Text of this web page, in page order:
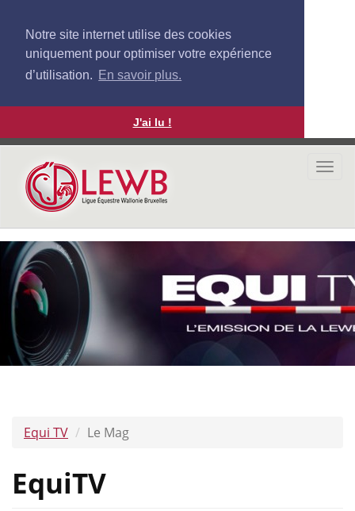
Notre site internet utilise des cookies
uniquement pour optimiser votre expérience
d’utilisation. En savoir plus.
J'ai lu !
Aller
contenu
principal
Equi TV Le Mag
EquiTV